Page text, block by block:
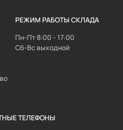
РЕЖИМ РАБОТЫ СКЛАДА
Пн-Пт 8:00 - 17:00
Сб-Вс выходной
ТЕЛЕФОНЫ